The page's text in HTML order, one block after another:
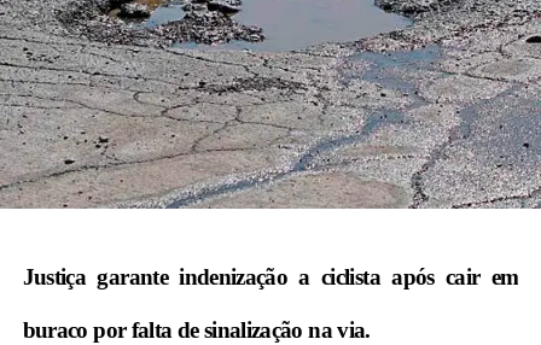
Justiça garante indenização a ciclista após cair em
buraco por falta de sinalização na via.